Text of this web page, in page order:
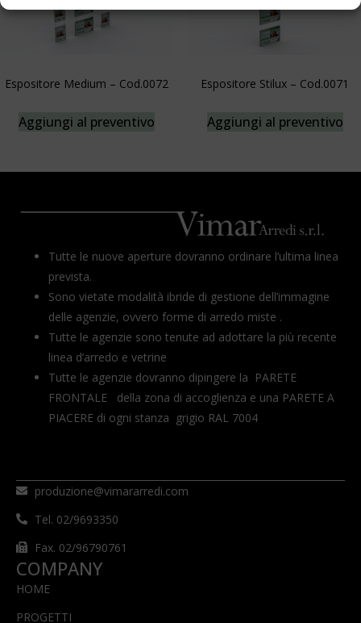
Espositore Medium – Cod.0072
Aggiungi al preventivo
Espositore Stilux – Cod.0071
Aggiungi al preventivo
Tutte le nuove aperture dovranno ordinare l’ultima linea
prevista.
Sono vietate modalità ibride di gestione dell’immagine
delle agenzie, ovvero forme di arredo miste .
Tutte le agenzie sono tenute ad adottare la più recente
linea d’arredo e vetrine
Tutte le agenzie dovranno dipingere la PARETE
FRONTALE della zona di accoglienza e una PARETE A
PIACERE di ogni stanza grigio RAL 7004
produzione@vimararredi.com
Tel. 02/9693350
Fax. 02/96790761
COMPANY
HOME
PROGETTI